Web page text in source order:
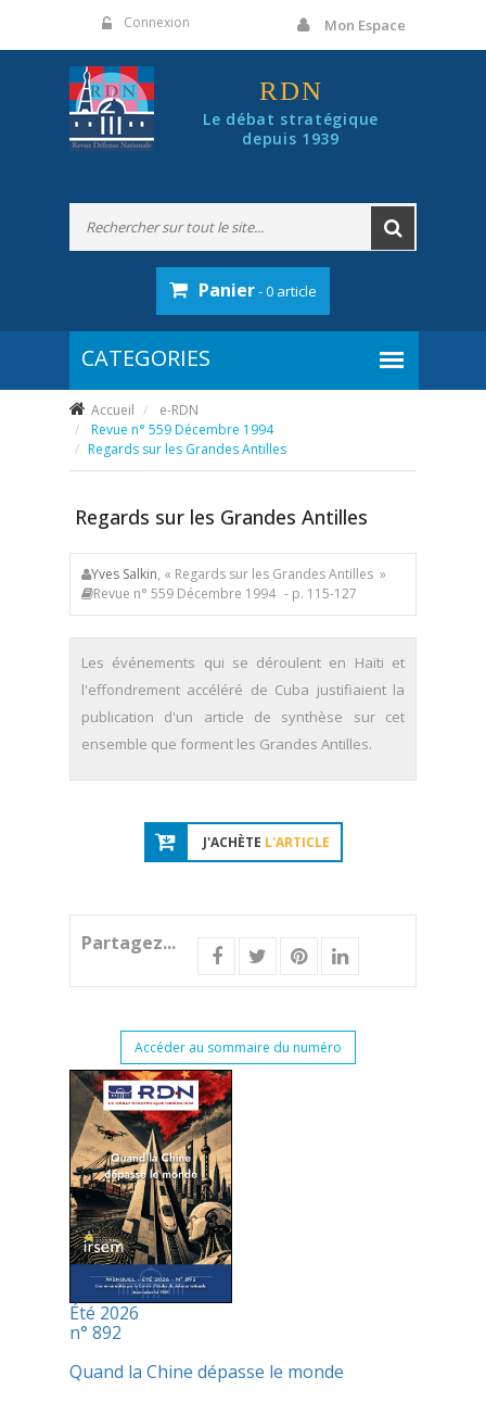
Connexion Mon Espace
RDN
Le débat stratégique
depuis 1939
Panier- 0 article
Accueil
e-RDN
Revue n° 559 Décembre 1994
Regards sur les Grandes Antilles
Regards sur les Grandes Antilles
Yves Salkin, « Regards sur les Grandes Antilles »
Revue n° 559 Décembre 1994 - p. 115-127
Les événements qui se déroulent en Haïti et
l'effondrement accéléré de Cuba justifiaient la
publication d'un article de synthèse sur cet
ensemble que forment les Grandes Antilles.
J'ACHÈTE L'ARTICLE
Partagez...
Accéder au sommaire du numéro
Été 2026
n° 892
Quand la Chine dépasse le monde